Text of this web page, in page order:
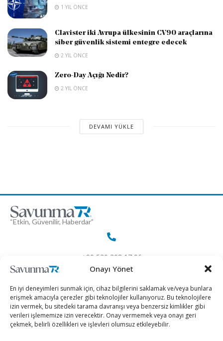
Onayı Yönet
En iyi deneyimleri sunmak için, cihaz bilgilerini saklamak ve/veya bunlara
erişmek amacıyla çerezler gibi teknolojiler kullanıyoruz. Bu teknolojilere
izin vermek, bu sitedeki tarama davranışı veya benzersiz kimlikler gibi
verileri işlememize izin verecektir. Onay vermemek veya onayı geri
çekmek, belirli özellikleri ve işlevleri olumsuz etkileyebilir.
1 YIL ÖNCE
Clavister iki Avrupa ülkesinin CV90 araçlarına
siber güvenlik sistemi entegre edecek
2 YIL ÖNCE
Zero-Day Açığı Nedir?
2 YIL ÖNCE
DEVAMI YÜKLE
“Etkin, Güvenilir, Haberdar”
+90 530 308 17 96
iletisim@savunmatr.com